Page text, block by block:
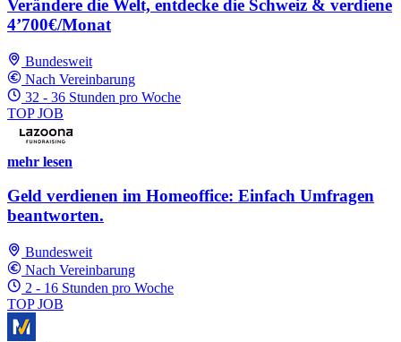
Verändere die Welt, entdecke die Schweiz & verdiene
4’700€/Monat
Bundesweit
Nach Vereinbarung
32 - 36 Stunden pro Woche
TOP JOB
mehr lesen
Geld verdienen im Homeoffice: Einfach Umfragen
beantworten.
Bundesweit
Nach Vereinbarung
2 - 16 Stunden pro Woche
TOP JOB